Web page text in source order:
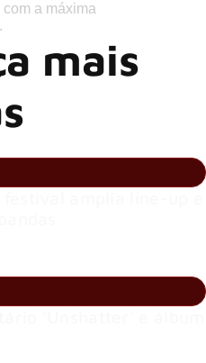
a máxima
mais